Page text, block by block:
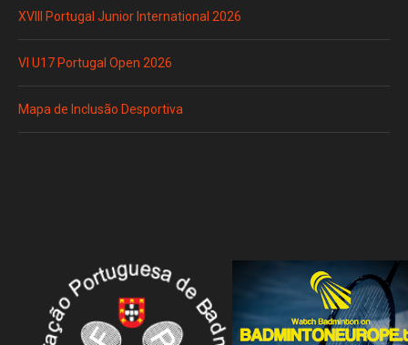
XVIII Portugal Junior International 2026
VI U17 Portugal Open 2026
Mapa de Inclusão Desportiva